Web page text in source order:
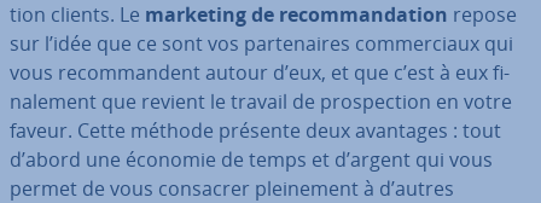
tion clients. Le marketing de re­com­man­da­tion repose
sur l’idée que ce sont vos par­te­naires com­mer­ciaux qui
vous re­com­man­dent autour d’eux, et que c’est à eux fi­
na­le­ment que revient le travail de pros­pec­tion en votre
faveur. Cette méthode présente deux avantages : tout
d’abord une économie de temps et d’argent qui vous
permet de vous consacrer plei­ne­ment à d’autres